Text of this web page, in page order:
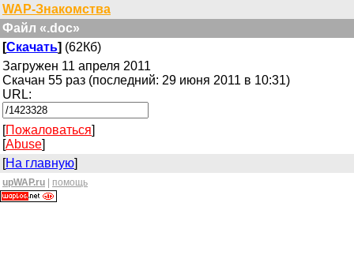
WAP-Знакомства
Файл «.doc»
[Скачать] (62Кб)
Загружен 11 апреля 2011
Скачан 55 раз (последний: 29 июня 2011 в 10:31)
URL:
[Пожаловаться]
[Abuse]
[На главную]
upWAP.ru помощь